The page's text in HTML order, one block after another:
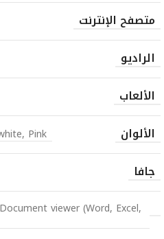
متصفح الإنترنت
الراديو
الألعاب
الألوان Pink
جافا
viewer (Word, Excel,